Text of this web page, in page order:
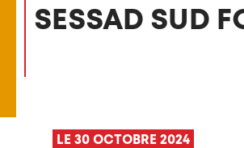
SESSAD SUD
LE 30 OCTOBRE 2024